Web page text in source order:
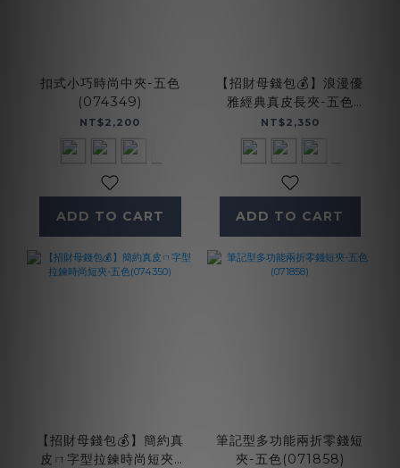
扣式小巧時尚中夾-五色
(074349)
NT$2,200
ADD TO CART
【招財母錢包💰】浪漫優
雅經典真皮長夾-五色
(072004)
NT$2,350
ADD TO CART
【招財母錢包💰】簡約真
皮ㄇ字型拉鍊時尚短夾-
筆記型多功能兩折零錢短
夾-五色(071858)